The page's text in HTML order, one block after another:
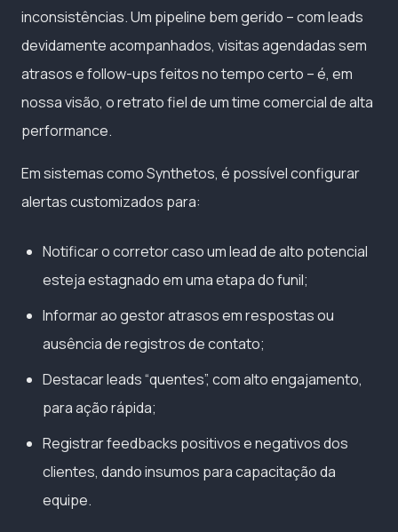
inconsistências. Um pipeline bem gerido – com leads
devidamente acompanhados, visitas agendadas sem
atrasos e follow-ups feitos no tempo certo – é, em
nossa visão, o retrato fiel de um time comercial de alta
performance.
Em sistemas como Synthetos, é possível configurar
alertas customizados para:
Notificar o corretor caso um lead de alto potencial
esteja estagnado em uma etapa do funil;
Informar ao gestor atrasos em respostas ou
ausência de registros de contato;
Destacar leads “quentes”, com alto engajamento,
para ação rápida;
Registrar feedbacks positivos e negativos dos
clientes, dando insumos para capacitação da
equipe.